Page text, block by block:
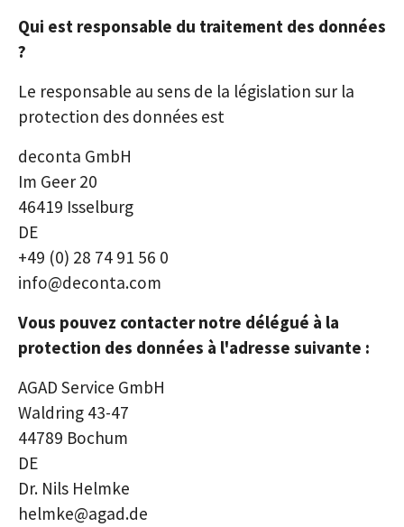
Qui est responsable du traitement des données
?
Le responsable au sens de la législation sur la
protection des données est
deconta GmbH
Im Geer 20
46419 Isselburg
DE
+49 (0) 28 74 91 56 0
info@deconta.com
Vous pouvez contacter notre délégué à la
protection des données à l'adresse suivante :
AGAD Service GmbH
Waldring 43-47
44789 Bochum
DE
Dr. Nils Helmke
helmke@agad.de